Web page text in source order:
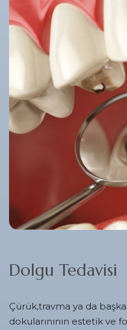
Dolgu Tedavisi
Çürük,travma ya da
dokularınının estetik ve